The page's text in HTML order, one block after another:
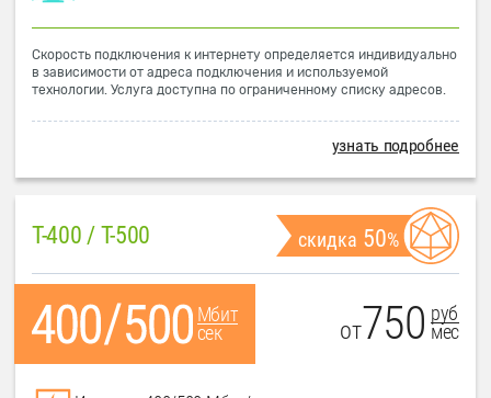
Скорость подключения к интернету определяется индивидуально
в зависимости от адреса подключения и используемой
технологии. Услуга доступна по ограниченному списку адресов.
узнать подробнее
T-400 / T-500 скидка 50%
Мбит
сек
от750 руб
мес